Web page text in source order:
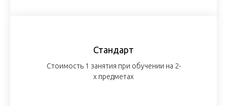
Стандарт
Стоимость 1 занятия при обучении на 2-
х предметах